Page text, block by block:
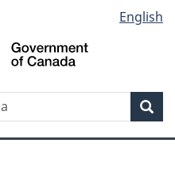
au
contenu
propos
de
la
HTML
simplifiée
English